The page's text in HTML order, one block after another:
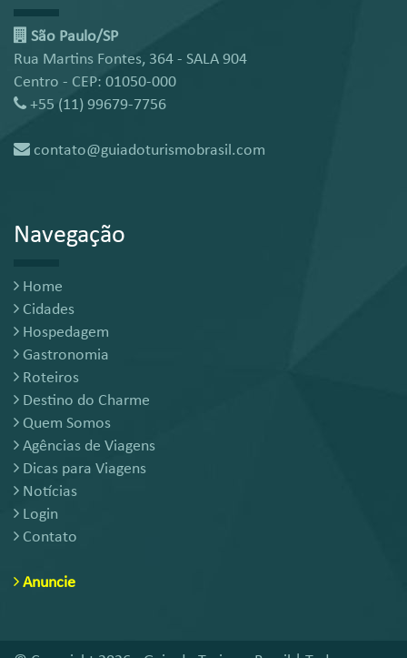
São Paulo/SP
Rua Martins Fontes, 364 - SALA 904
Centro - CEP: 01050-000
+55 (11) 99679-7756
contato@guiadoturismobrasil.com
Navegação
Home
Cidades
Hospedagem
Gastronomia
Roteiros
Destino do Charme
Quem Somos
Agências de Viagens
Dicas para Viagens
Notícias
Login
Contato
Anuncie